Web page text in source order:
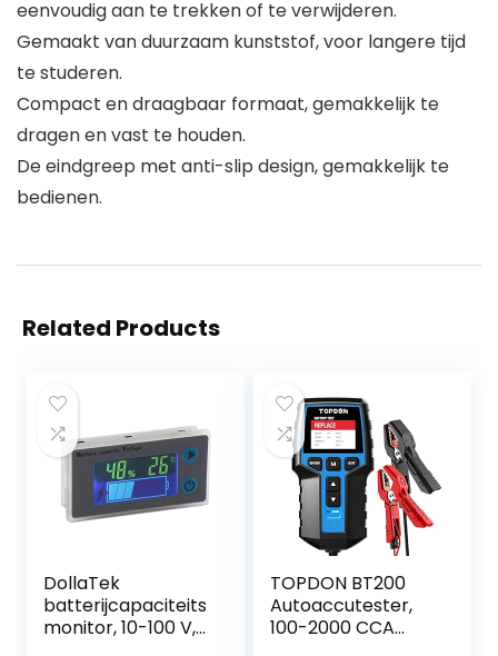
eenvoudig aan te trekken of te verwijderen.
Gemaakt van duurzaam kunststof, voor langere tijd
te studeren.
Compact en draagbaar formaat, gemakkelijk te
dragen en vast te houden.
De eindgreep met anti-slip design, gemakkelijk te
bedienen.
Related Products
DollaTek
batterijcapaciteits
monitor, 10-100 V,
TOPDON BT200
Autoaccutester,
100-2000 CCA